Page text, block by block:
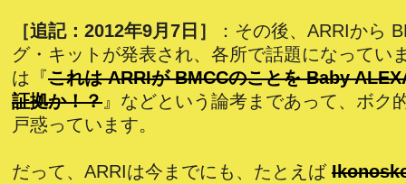
［追記：2012年9月7日］
：その後、ARRIから
グ・キットが発表され、各所で話題になってい
は『これは ARRIが BMCCのことを Baby
証拠か！？ 』などという論考まであって、ボク
戸惑っています。
だって、ARRIは今までにも、たとえば